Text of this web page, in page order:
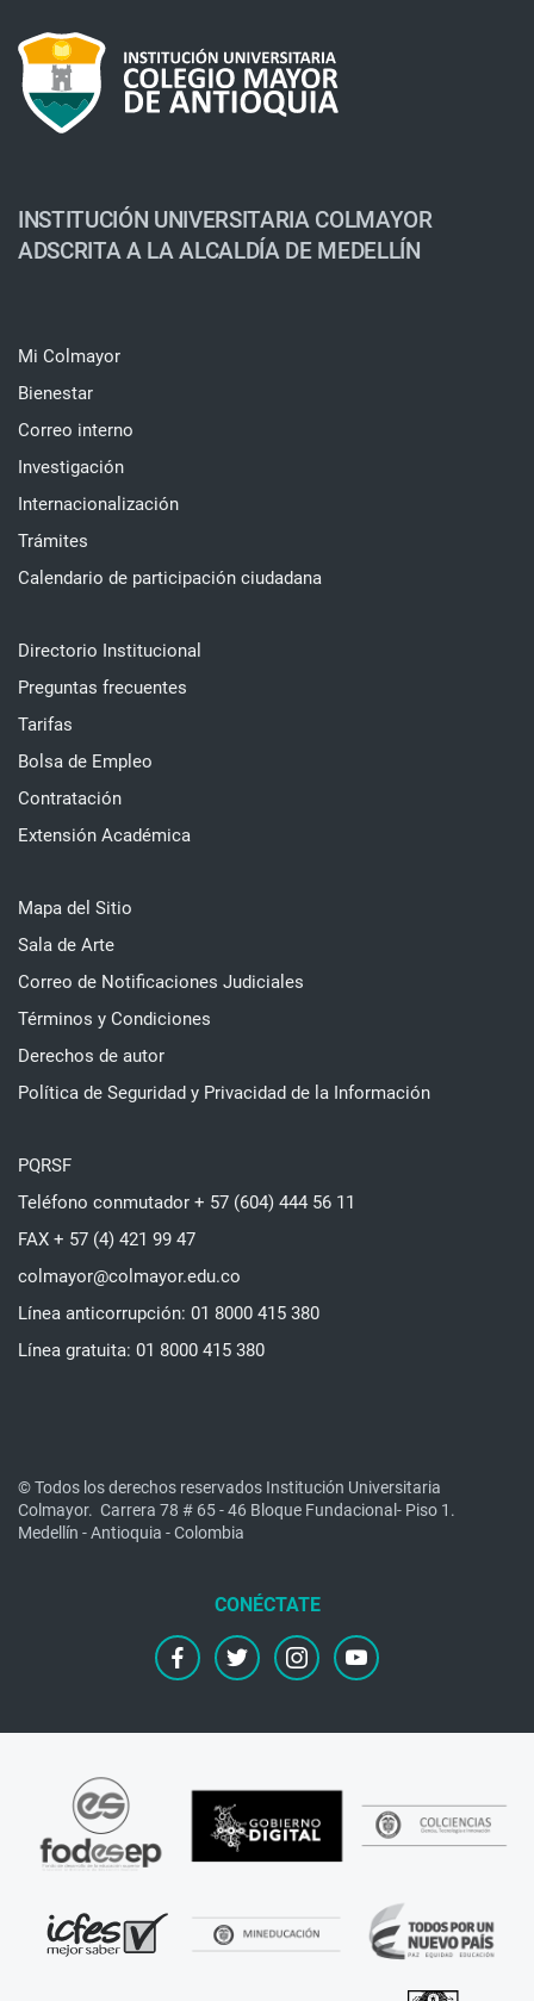
INSTITUCIÓN UNIVERSITARIA COLMAYOR
ADSCRITA A LA ALCALDÍA DE MEDELLÍN
Mi Colmayor
Bienestar
Correo interno
Investigación
Internacionalización
Trámites
Calendario de participación ciudadana
Directorio Institucional
Preguntas frecuentes
Tarifas
Bolsa de Empleo
Contratación
Extensión Académica
Mapa del Sitio
Sala de Arte
Correo de Notificaciones Judiciales
Términos y Condiciones
Derechos de autor
Política de Seguridad y Privacidad de la Información
PQRSF
Teléfono conmutador + 57 (604) 444 56 11
FAX + 57 (4) 421 99 47
colmayor@colmayor.edu.co
Línea anticorrupción: 01 8000 415 380
Línea gratuita: 01 8000 415 380
© Todos los derechos reservados Institución Universitaria
Colmayor. Carrera 78 # 65 - 46 Bloque Fundacional- Piso 1.
Medellín - Antioquia - Colombia